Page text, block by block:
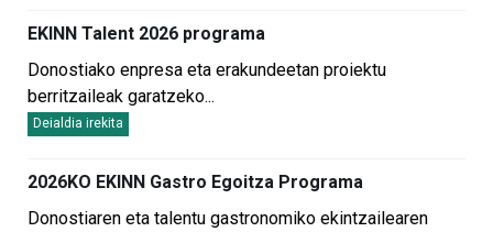
EKINN Talent 2026 programa
Deialdia irekita
Donostiako enpresa eta erakundeetan proiektu
berritzaileak garatzeko
...
2026KO EKINN Gastro Egoitza Programa
Donostiaren eta talentu gastronomiko ekintzailearen